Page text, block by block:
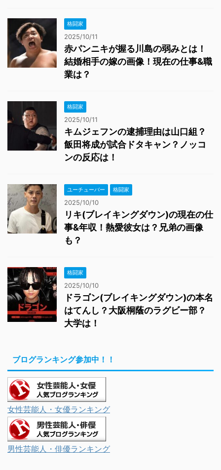
格闘家
2025/10/11
赤パンニキが握る川島の弱みとは！
結婚相手の嫁の画像！現在の仕事&職
業は？
格闘家
2025/10/11
キムジェフンの逮捕理由は山口組？
飯田将成が試合ドタキャン？ノッコ
ンの反応は！
ユーチューバー 格闘家
2025/10/10
リキ(ブレイキングダウン)の現在の仕
事&年収！熱愛彼女は？兄弟の画像
も？
格闘家
2025/10/10
ドラゴン(ブレイキングダウン)の本名
はてんし？大阪桐蔭のラグビー部？
大学は！
ブログランキング参加中！！
女性芸能人・女優ランキング
男性芸能人・俳優ランキング